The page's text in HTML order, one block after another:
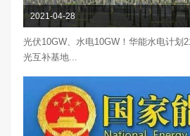
2021-04-28
光伏10GW、水电10GW！华能水电计划
光互补基地...